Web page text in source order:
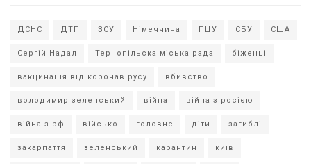
ДСНС ДТП ЗСУ Німеччина ПЦУ СБУ США
Сергій Надал Тернопільска міська рада біженці
вакцинація від коронавірусу вбивство
володимир зеленський війна війна з росією
війна з рф військо головне діти загиблі
закарпаття зеленський карантин київ